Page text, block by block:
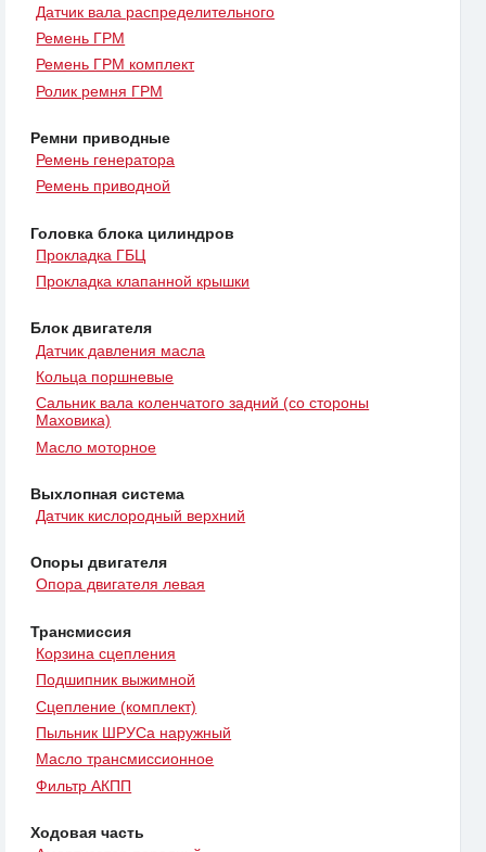
Датчик вала распределительного
Ремень ГРМ
Ремень ГРМ комплект
Ролик ремня ГРМ
Ремни приводные
Ремень генератора
Ремень приводной
Головка блока цилиндров
Прокладка ГБЦ
Прокладка клапанной крышки
Блок двигателя
Датчик давления масла
Кольца поршневые
Сальник вала коленчатого задний (со стороны
Маховика)
Масло моторное
Выхлопная система
Датчик кислородный верхний
Опоры двигателя
Опора двигателя левая
Трансмиссия
Корзина сцепления
Подшипник выжимной
Сцепление (комплект)
Пыльник ШРУСа наружный
Масло трансмиссионное
Фильтр АКПП
Ходовая часть